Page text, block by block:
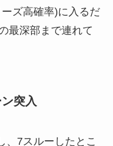
ズ高確率)に入るだ
最深部まで連れて
突入
、7スルーしたとこ